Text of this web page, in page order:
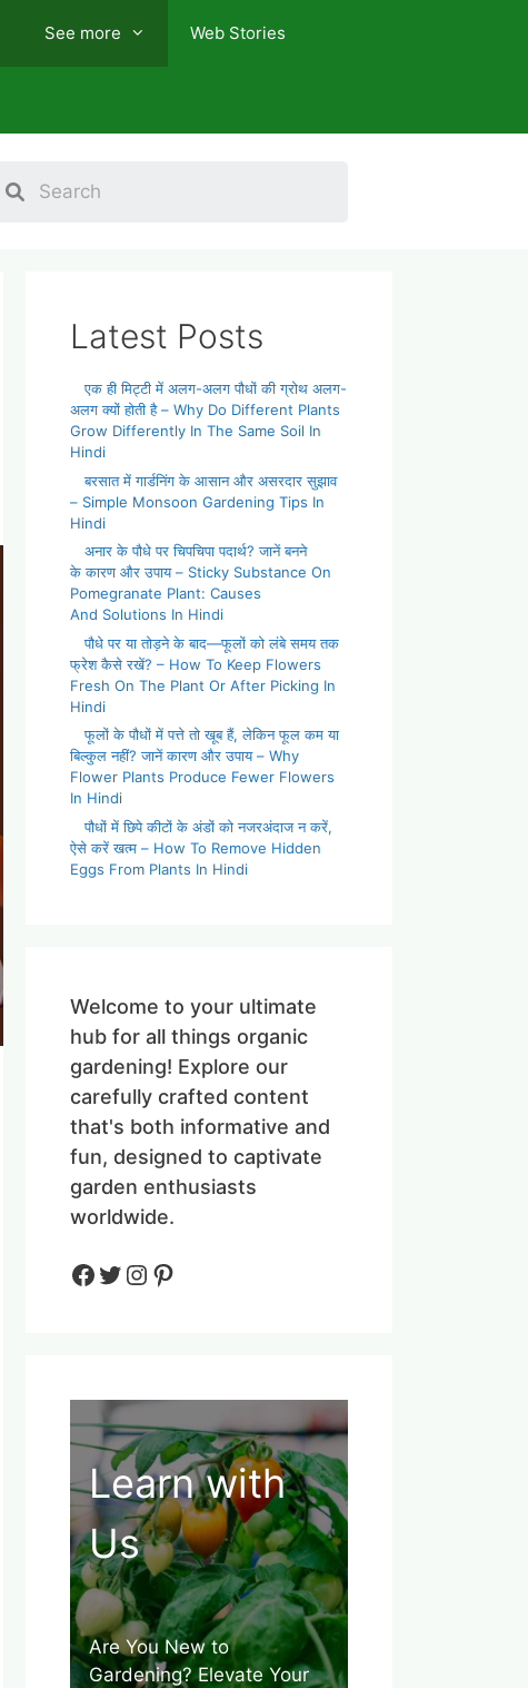
See more Web Stories
Latest Posts
एक ही मिट्टी में अलग-अलग पौधों की ग्रोथ अलग-
अलग क्यों होती है – Why Do Different Plants
Grow Differently In The Same Soil In
Hindi
बरसात में गार्डनिंग के आसान और असरदार सुझाव
– Simple Monsoon Gardening Tips In
Hindi
अनार के पौधे पर चिपचिपा पदार्थ? जानें बनने
के कारण और उपाय – Sticky Substance On
Pomegranate Plant: Causes
And Solutions In Hindi
पौधे पर या तोड़ने के बाद—फूलों को लंबे समय तक
फ्रेश कैसे रखें? – How To Keep Flowers
Fresh On The Plant Or After Picking In
Hindi
फूलों के पौधों में पत्ते तो खूब हैं, लेकिन फूल कम या
बिल्कुल नहीं? जानें कारण और उपाय – Why
Flower Plants Produce Fewer Flowers
In Hindi
पौधों में छिपे कीटों के अंडों को नजरअंदाज न करें,
ऐसे करें खत्म – How To Remove Hidden
Eggs From Plants In Hindi
Welcome to your ultimate
hub for all things organic
gardening! Explore our
carefully crafted content
that's both informative and
fun, designed to captivate
garden enthusiasts
worldwide.
Facebook
Twitter
Instagram
Pinteres
Learn with
Us
Are You New to
Gardening? Elevate Your